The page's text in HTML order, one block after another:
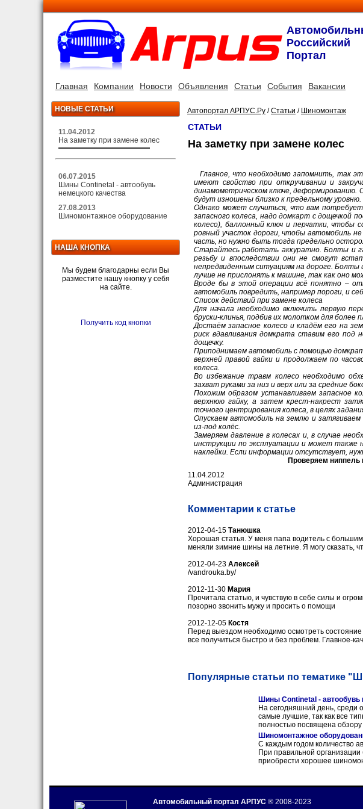
Российский
Портал
Главная Компании Новости Объявления Статьи События Вакансии
НОВЫЕ СТАТЬИ
11.04.2012
На заметку при замене колес
06.07.2015
Шины Continetal - автообувь
немецкого качества
27.08.2013
Шиномонтажное оборудование
НАША КНОПКА
Мы будем благодарны если Вы
разместите нашу кнопку у себя
на сайте.
Получить код кнопки
Автопортал АРПУС.Ру /Статьи / Шиномонтаж
СТАТЬИ
На заметку при замене колес
Главное, что необходимо запомнить, так
имеют свойство при откручивании и
динамометрическом ключе, деформированию.
будут изношены близко к предельному уровню.
Однако может случиться, что вам
запасного колеса, надо домкарт с дощечкой
колесо), баллонный ключ и перчатки, чтобы
ровный участок дороги, чтобы автомобиль
часть, но нужно быть тогда предельно
Старайтесь работать аккуратно. Болты и
резьбу и впоследствии они не смогут
непредвиденным ситуациям на дороге. Болты
лучше не прислонять к машине, так как оно
Вроде бы в этой операции всё понятно –
автомобиль повредить, например пороги, и
Список действий при замене колеса
Для начала необходимо включить первую
бруски-клинья, подбив их молотком для
Достаём запасное колесо и кладём его на
риск вдавливания домкрата ставим его под
дощечку.
Приподнимаем автомобиль с помощью
верхней правой гайки и продолжаем по
колеса.
Во избежание травм колесо необходимо
захват руками за низ и верх или за средние
Похожим образом устанавливаем запасное
верхнюю гайку, а затем крест-накрест
точного центрирования колеса, в целях
Опускаем автомобиль на землю и затягиваем
из-под колёс.
Замеряем давление в колесах и, в случае
инструкции по эксплуатации и может также
наклейки. Если информации отсутствует,
Проверяем ниппель
11.04.2012
Администрация
Комментарии к статье
2012-04-15 Танюшка
Хорошая статья. У меня папа водитель с
меняли зимние шины на летние. Я могу сказать,
2012-04-23 Алексей
/vandrouka.by/
2012-11-30 Мария
Прочитала статью, и чувствую в себе силы и
позорно звонить мужу и просить о помощи
2012-12-05 Костя
Перед выездом необходимо осмотреть
все получиться быстро и без проблем. Главное-
Популярные статьи по тематике
Шины Continetal - автообувь
На сегодняшний день, среди
самые лучшие, так как все
полностью посвящена
Шиномонтажное
С каждым годом количество
При правильной
приобрести хорошее
Автомобильный портал АРПУС ® 2008-2023